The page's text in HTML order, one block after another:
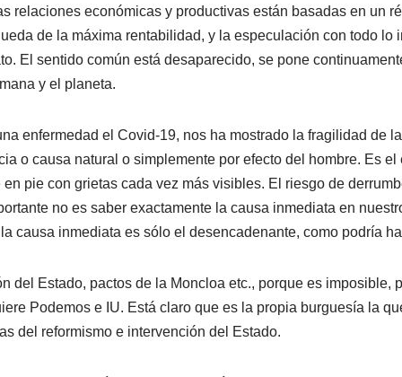
relaciones económicas y productivas están basadas en un
de la máxima rentabilidad, y la especulación con todo
El sentido común está desaparecido, se pone
y el planeta.
enfermedad el Covid-19, nos ha mostrado la fragilidad de
o causa natural o simplemente por efecto del hombre. Es
pie con grietas cada vez más visibles. El riesgo de
no es saber exactamente la causa inmediata en
causa inmediata es sólo el desencadenante, como podría
del Estado, pactos de la Moncloa etc., porque es imposible,
Podemos e IU. Está claro que es la propia burguesía la
del reformismo e intervención del Estado.